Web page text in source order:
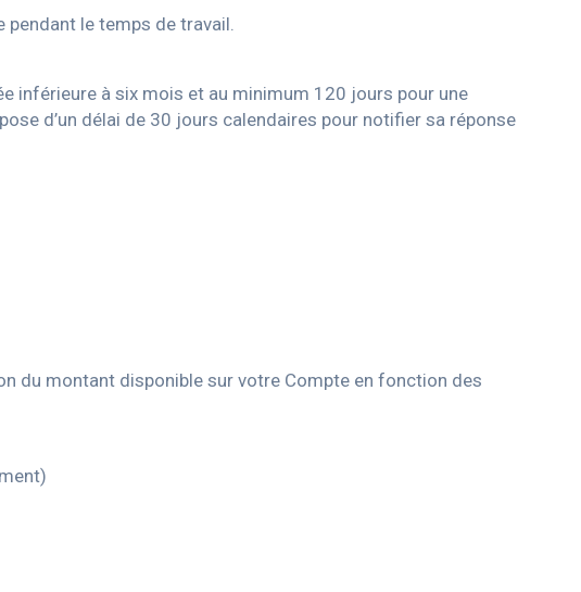
le temps de travail.
inférieure à six mois et au minimum 120 jours pour une
d’un délai de 30 jours calendaires pour notifier sa réponse
du montant disponible sur votre Compte en fonction des